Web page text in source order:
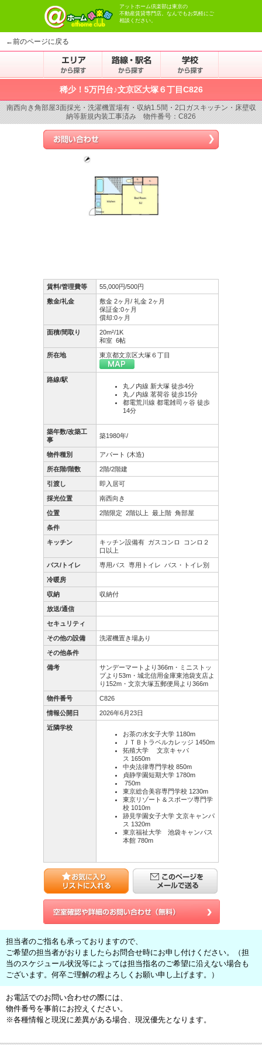
アットホーム倶楽部は東京の
不動産賃貸専門店。なんでもお気軽にご
相談ください。
←前のページに戻る
稀少！5万円台♪文京区大塚６丁目C826
南西向き角部屋3面採光・洗濯機置場有・収納1.5間・2口ガスキッチン・床壁収
納等新規内装工事済み 物件番号：C826
賃料/管理費等 55,000円/500円
敷金/礼金
敷金 2ヶ月/ 礼金 2ヶ月
保証金:0ヶ月
償却:0ヶ月
面積/間取り
20m²/1K
和室 6帖
所在地 東京都文京区大塚６丁目
路線/駅
丸ノ内線 新大塚 徒歩4分
丸ノ内線 茗荷谷 徒歩15分
都電荒川線 都電雑司ヶ谷 徒歩
14分
築年数/改築工
事
築1980年/
物件種別 アパート (木造)
所在階/階数 2階/2階建
引渡し 即入居可
採光位置 南西向き
位置 2階限定 2階以上 最上階 角部屋
条件
キッチン キッチン設備有 ガスコンロ
コンロ２
口以上
バス/トイレ 専用バス 専用トイレ バス・トイレ別
冷暖房
収納 収納付
放送/通信
セキュリティ
その他の設備 洗濯機置き場あり
その他条件
備考
サンデーマートより366m・ミニストッ
プより53m・城北信用金庫東池袋支店よ
り152m・文京大塚五郵便局より366m
物件番号 C826
情報公開日 2026年6月23日
近隣学校
お茶の水女子大学 1180m
ＪＴＢトラベルカレッジ 1450m
拓殖大学 文京キャパ
ス 1650m
中央法律専門学校 850m
貞静学園短期大学 1780m
750m
東京総合美容専門学校 1230m
東京リゾート＆スポーツ専門学
校 1010m
跡見学園女子大学 文京キャンパ
ス 1320m
東京福祉大学 池袋キャンパス
本館 780m
担当者のご指名も承っておりますので、
ご希望の担当者がおりましたらお問合せ時にお申し付けください。（担
当のスケジュール状況等によっては担当指名のご希望に沿えない場合も
ございます。何卒ご理解の程よろしくお願い申し上げます。）
お電話でのお問い合わせの際には、
物件番号を事前にお控えください。
※各種情報と現況に差異がある場合、現況優先となります。